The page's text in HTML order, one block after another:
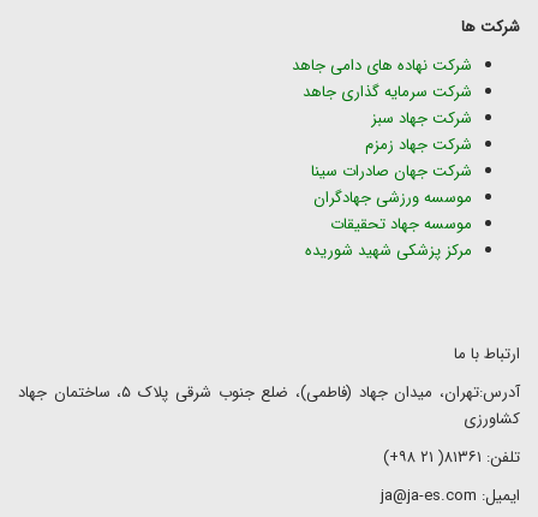
شرکت ها
شرکت نهاده های دامی جاهد
شرکت سرمایه گذاری جاهد
شرکت جهاد سبز
شرکت جهاد زمزم
شرکت جهان صادرات سینا
موسسه ورزشی جهادگران
موسسه جهاد تحقیقات
مرکز پزشکی شهید شوریده
ارتباط با ما
آدرس:تهران، میدان جهاد (فاطمی)، ضلع جنوب شرقی پلاک ۵، ساختمان جهاد
کشاورزی
تلفن: ۸۱۳۶۱( ۲۱ ۹۸+)
ایمیل: ja@ja-es.com